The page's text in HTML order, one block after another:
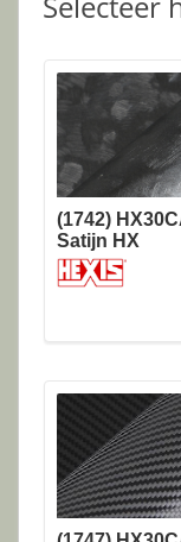
(1742)
Satijn HX